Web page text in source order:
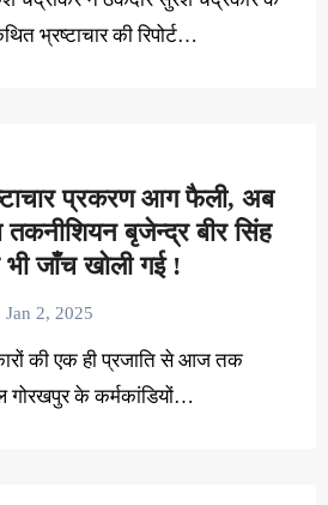
भ्रष्टाचार की रिपोर्ट…
प्रकरण आग फैली, अब
बृजेन्द्र बीर सिंह
जाँच खोली गई !
Jan 2, 2025
गोरखपुर के कर्मकांडियों…